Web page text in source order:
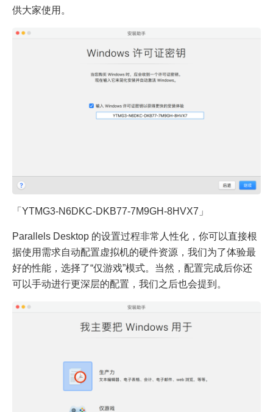
供大家使用。
「YTMG3-N6DKC-DKB77-7M9GH-8HVX7」
Parallels Desktop 的设置过程非常人性化，你可以直接根
据使用需求自动配置虚拟机的硬件资源，我们为了体验最
好的性能，选择了“仅游戏”模式。当然，配置完成后你还
可以手动进行更深层的配置，我们之后也会提到。